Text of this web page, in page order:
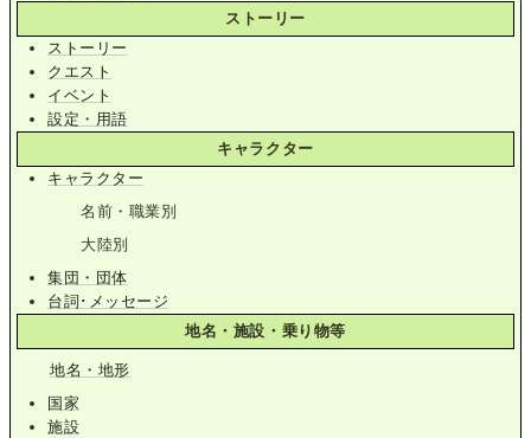
ストーリー
ストーリー
クエスト
イベント
設定・用語
キャラクター
キャラクター
名前・職業別
大陸別
集団・団体
台詞･メッセージ
地名・施設・乗り物等
地名・地形
国家
施設